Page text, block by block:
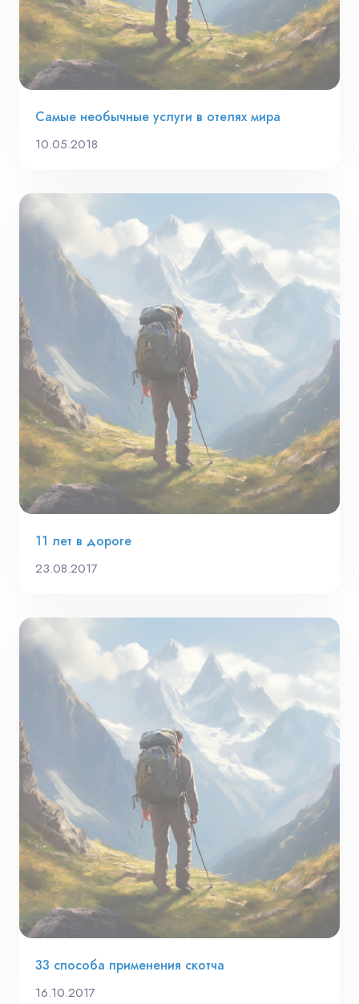
Самые необычные услуги в отелях мира
10.05.2018
11 лет в дороге
23.08.2017
33 способа применения скотча
16.10.2017